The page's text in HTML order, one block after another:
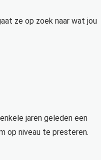
ze op zoek naar wat jou
jaren geleden een
op niveau te presteren.